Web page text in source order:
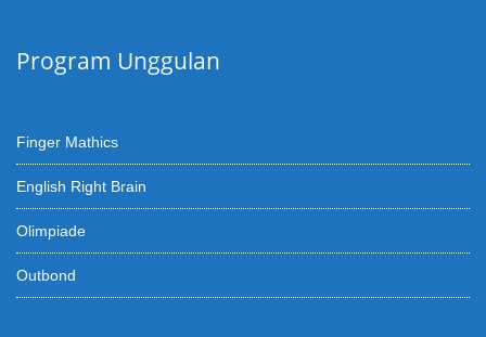
Program Unggulan
Finger Mathics
English Right Brain
Olimpiade
Outbond